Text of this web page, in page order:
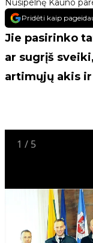
Nusipelnę Kauno
Pridėti kaip
Jie pasirinko
ar sugrįš
artimųjų akis ir
1 / 5